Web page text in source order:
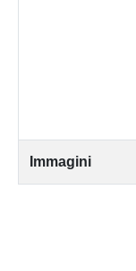
Immagini